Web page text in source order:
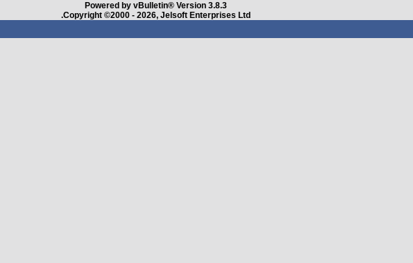
Powered by vBulletin® Version 3.8.3
Copyright ©2000 - 2026, Jelsoft Enterprises Ltd.